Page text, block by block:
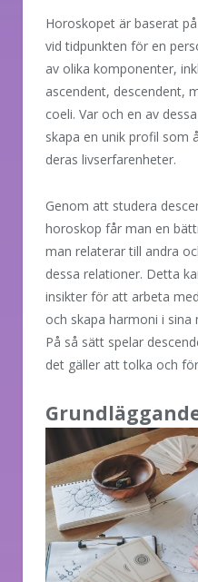
Horoskopet är baserat
vid tidpunkten för en
av olika komponenter,
ascendent, descendent,
coeli. Var och en av
skapa en unik profil som
deras livserfarenheter.
Genom att studera
horoskop får man en
man relaterar till andra
dessa relationer. Detta
insikter för att arbeta
och skapa harmoni i
På så sätt spelar
det gäller att tolka och